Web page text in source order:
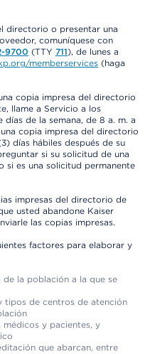
directorio o presentar una
comuníquese con
9700 (TTY 711), de lunes a
memberservices (haga
copia impresa del directorio
llame a Servicio a los
días de la semana, de 8 a. m. a
copia impresa del directorio
días hábiles después de su
si su solicitud de una
si es una solicitud permanente
impresas del directorio de
usted abandone Kaiser
las copias impresas.
factores para elaborar y
la población a la que se
tipos de centros de atención
y pacientes, y
que abarcan, entre